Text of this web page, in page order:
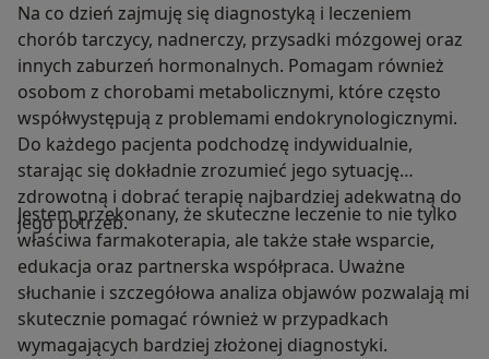
Na co dzień zajmuję się diagnostyką i leczeniem
chorób tarczycy, nadnerczy, przysadki mózgowej oraz
innych zaburzeń hormonalnych. Pomagam również
osobom z chorobami metabolicznymi, które często
współwystępują z problemami endokrynologicznymi.
Do każdego pacjenta podchodzę indywidualnie,
starając się dokładnie zrozumieć jego sytuację
zdrowotną i dobrać terapię najbardziej adekwatną do
jego potrzeb.
Jestem przekonany, że skuteczne leczenie to nie tylko
właściwa farmakoterapia, ale także stałe wsparcie,
edukacja oraz partnerska współpraca. Uważne
słuchanie i szczegółowa analiza objawów pozwalają mi
skutecznie pomagać również w przypadkach
wymagających bardziej złożonej diagnostyki.